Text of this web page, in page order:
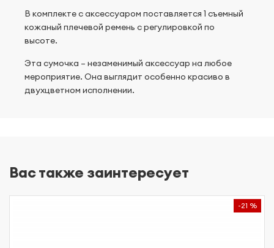
В комплекте с аксессуаром поставляется 1 съемный
кожаный плечевой ремень с регулировкой по
высоте.
Эта сумочка – незаменимый аксессуар на любое
мероприятие. Она выглядит особенно красиво в
двухцветном исполнении.
Вас также заинтересует
-21 %